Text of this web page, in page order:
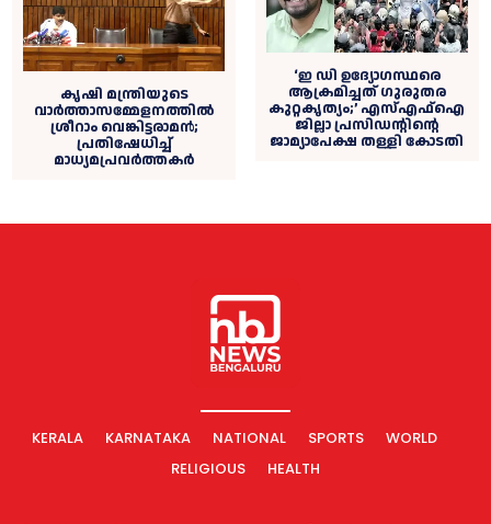
കൃഷി മന്ത്രിയുടെ
വാര്‍ത്താസമ്മേളനത്തില്‍
ശ്രീറാം വെങ്കിട്ടരാമന്‍;
പ്രതിഷേധിച്ച്‌
മാധ്യമപ്രവര്‍ത്തകര്‍
‘ഇ ഡി ഉദ്യോഗസ്ഥരെ
ആക്രമിച്ചത് ഗുരുതര
കുറ്റകൃത്യം;’ എസ്‌എഫ്‌ഐ
ജില്ലാ പ്രസിഡന്റിൻ്റെ
ജാമ്യാപേക്ഷ തള്ളി കോടതി
KERALA KARNATAKA NATIONAL SPORTS
WORLD
RELIGIOUS
HEALTH